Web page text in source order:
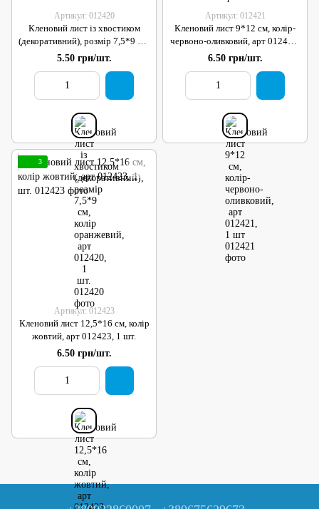
Артикул: 012420
Кленовий лист із хвостиком
(декоративний), розмір 7,5*9 см,
колір оранжевий, арт 012420, 1
шт.
5.50 грн/шт.
Артикул: 012421
Кленовий лист 9*12 см, колір-
червоно-оливковий, арт 012421,
6.50 грн/шт.
3
Артикул: 012423
Кленовий лист 12,5*16 см, колір
жовтий, арт 012423, 1 шт.
6.50 грн/шт.